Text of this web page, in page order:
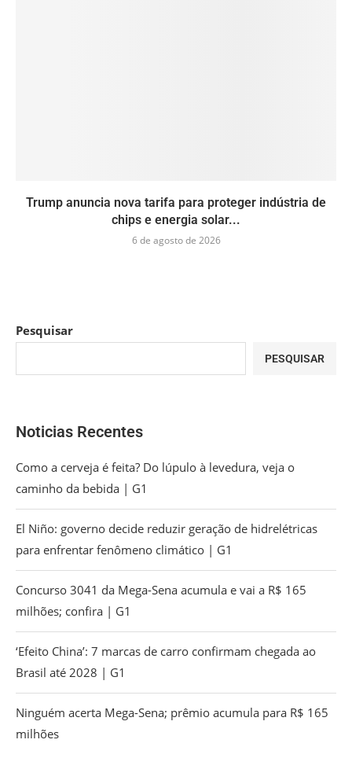
Trump anuncia nova tarifa para proteger indústria de
chips e energia solar...
6 de agosto de 2026
Pesquisar
PESQUISAR
Noticias Recentes
Como a cerveja é feita? Do lúpulo à levedura, veja o
caminho da bebida | G1
El Niño: governo decide reduzir geração de hidrelétricas
para enfrentar fenômeno climático | G1
Concurso 3041 da Mega-Sena acumula e vai a R$ 165
milhões; confira | G1
‘Efeito China’: 7 marcas de carro confirmam chegada ao
Brasil até 2028 | G1
Ninguém acerta Mega-Sena; prêmio acumula para R$ 165
milhões